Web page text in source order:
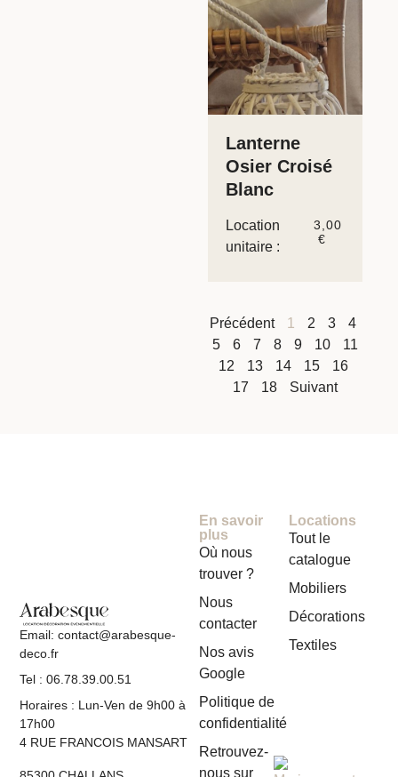
Lanterne
Osier Croisé
Blanc
Location
unitaire :
3,00
€
Précédent 1 2 3
4
5
6 7 8 9 10
11
12
13 14 15
16
17
18 Suivant
Email: contact@arabesque-
deco.fr
Tel : 06.78.39.00.51
Horaires : Lun-Ven de 9h00 à
17h00
4 RUE FRANCOIS MANSART
Locations
Tout le
catalogue
Mobiliers
Décorations
Textiles
En savoir
plus
Où nous
trouver ?
Nous
contacter
Nos avis
Google
Politique de
confidentialité
Retrouvez-
nous sur